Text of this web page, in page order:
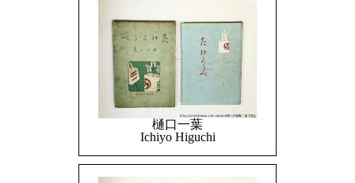
樋口一葉
Ichiyo Higuchi